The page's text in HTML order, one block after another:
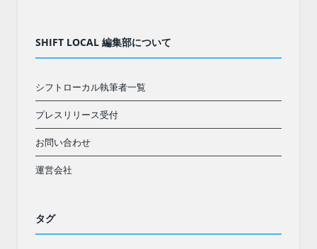
SHIFT LOCAL 編集部について
シフトローカル執筆者一覧
プレスリリース受付
お問い合わせ
運営会社
タグ